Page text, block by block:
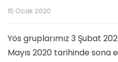
15 Ocak 2020
Yös gruplarımız 3 Şubat
Mayıs 2020 tarihinde sona